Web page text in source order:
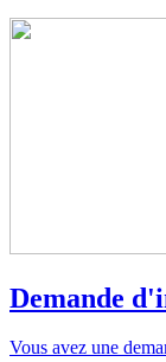
Demande
Vous avez une